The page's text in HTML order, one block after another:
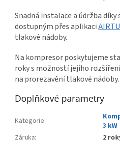
Snadná instalace a údržba
dostupným přes aplikaci
tlakové nádoby.
Na kompresor poskytujeme
roky s možností jejího
na prorezavění tlakové nádoby.
Doplňkové parametry
Kategorie:
3 kW
Záruka:
2